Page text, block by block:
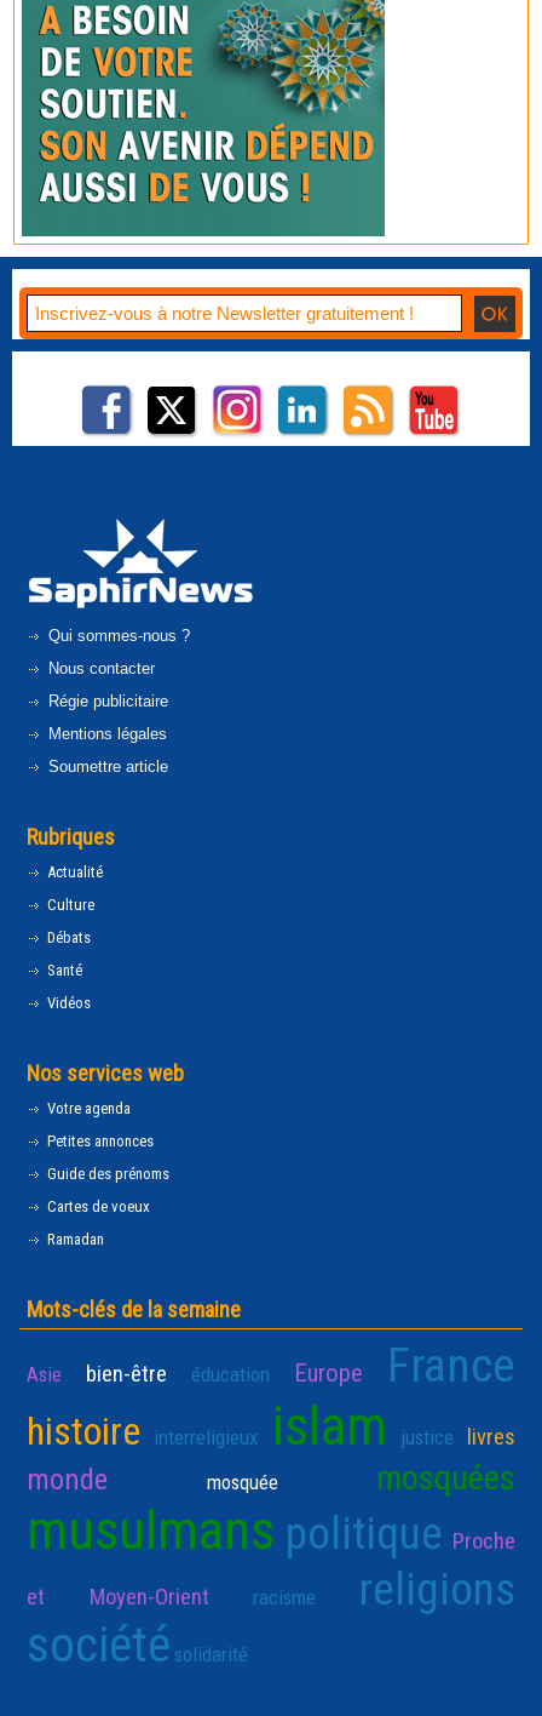
Qui sommes-nous ?
Nous contacter
Régie publicitaire
Mentions légales
Soumettre article
Rubriques
Actualité
Culture
Débats
Santé
Vidéos
Nos services web
Votre agenda
Petites annonces
Guide des prénoms
Cartes de voeux
Ramadan
Mots-clés de la semaine
Asie bien-être éducation Europe France
histoire interreligieux islam justice livres
monde mosquée mosquées
musulmans politique Proche
et Moyen-Orient racisme religions
société solidarité